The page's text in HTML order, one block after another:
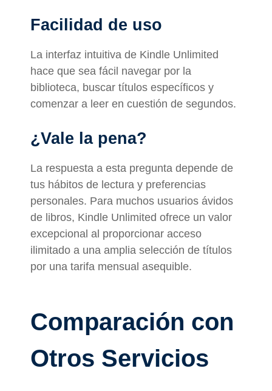
Facilidad de uso
La interfaz intuitiva de Kindle Unlimited
hace que sea fácil navegar por la
biblioteca, buscar títulos específicos y
comenzar a leer en cuestión de segundos.
¿Vale la pena?
La respuesta a esta pregunta depende de
tus hábitos de lectura y preferencias
personales. Para muchos usuarios ávidos
de libros, Kindle Unlimited ofrece un valor
excepcional al proporcionar acceso
ilimitado a una amplia selección de títulos
por una tarifa mensual asequible.
Comparación con
Otros Servicios